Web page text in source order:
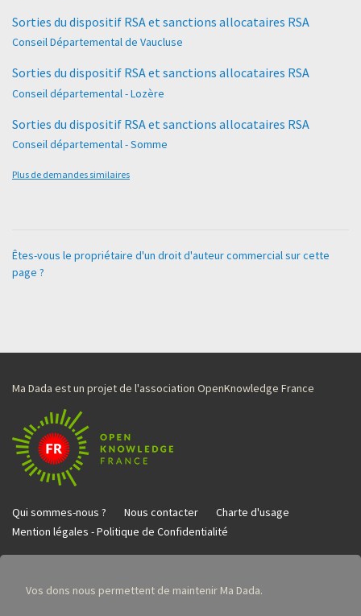
Sorties du dispositif RSA et sanctions allocataires RSA
Conseil Départemental de Vaucluse
Sorties du dispositif RSA et sanctions allocataires RSA
Conseil départemental - Lozère
Sorties du dispositif RSA et sanctions allocataires RSA
Conseil départemental - Somme
Plus de demandes similaires
Êtes-vous le propriétaire d'un droit d'auteur commercial sur cette
page ?
Ma Dada est un projet de l'association OpenKnowledge France
Qui sommes-nous ? Nous contacter
Charte d'usage
Mention légales - Politique de Confidentialité
Vos dons nous permettent de maintenir Ma Dada.